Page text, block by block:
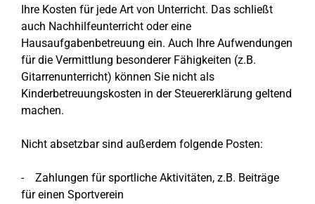
Ihre Kosten für jede Art von Unterricht. Das schließt
auch Nachhilfeunterricht oder eine
Hausaufgabenbetreuung ein. Auch Ihre Aufwendungen
für die Vermittlung besonderer Fähigkeiten (z.B.
Gitarrenunterricht) können Sie nicht als
Kinderbetreuungskosten in der Steuererklärung geltend
machen.
Nicht absetzbar sind außerdem folgende Posten:
- Zahlungen für sportliche Aktivitäten, z.B. Beiträge
für einen Sportverein